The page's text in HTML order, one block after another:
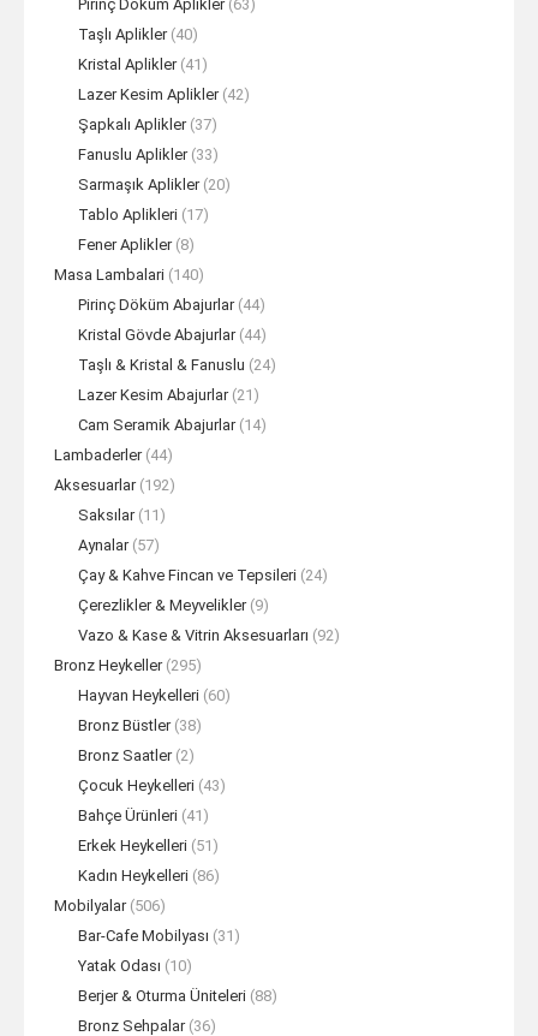
Pirinç Döküm Aplikler (63)
Taşlı Aplikler (40)
Kristal Aplikler (41)
Lazer Kesim Aplikler (42)
Şapkalı Aplikler (37)
Fanuslu Aplikler (33)
Sarmaşık Aplikler (20)
Tablo Aplikleri (17)
Fener Aplikler (8)
Masa Lambalari (140)
Pirinç Döküm Abajurlar (44)
Kristal Gövde Abajurlar (44)
Taşlı & Kristal & Fanuslu (24)
Lazer Kesim Abajurlar (21)
Cam Seramik Abajurlar (14)
Lambaderler (44)
Aksesuarlar (192)
Saksılar (11)
Aynalar (57)
Çay & Kahve Fincan ve Tepsileri (24)
Çerezlikler & Meyvelikler (9)
Vazo & Kase & Vitrin Aksesuarları (92)
Bronz Heykeller (295)
Hayvan Heykelleri (60)
Bronz Büstler (38)
Bronz Saatler (2)
Çocuk Heykelleri (43)
Bahçe Ürünleri (41)
Erkek Heykelleri (51)
Kadın Heykelleri (86)
Mobilyalar (506)
Bar-Cafe Mobilyası (31)
Yatak Odası (10)
Berjer & Oturma Üniteleri (88)
Bronz Sehpalar (36)